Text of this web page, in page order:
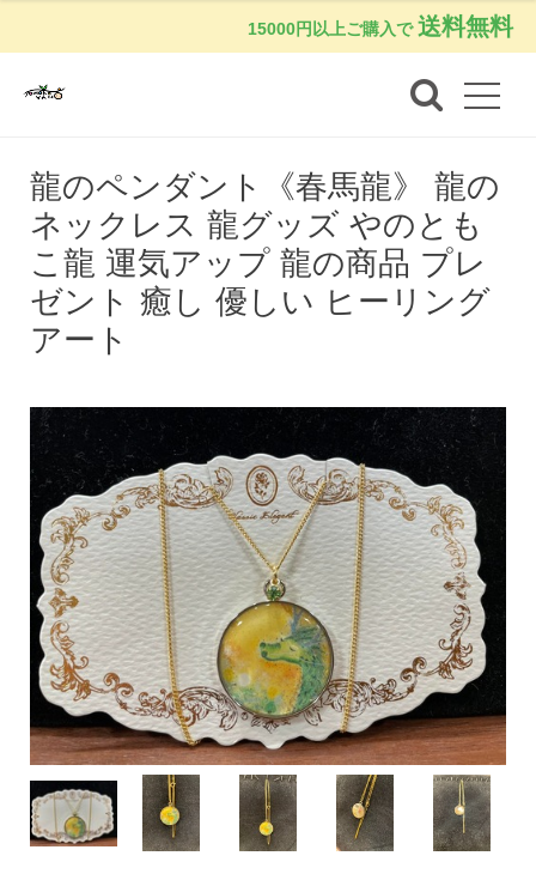
15000円以上ご購入で 送料無料
龍のペンダント《春馬龍》 龍の
ネックレス 龍グッズ やのとも
こ龍 運気アップ 龍の商品 プレ
ゼント 癒し 優しい ヒーリング
アート